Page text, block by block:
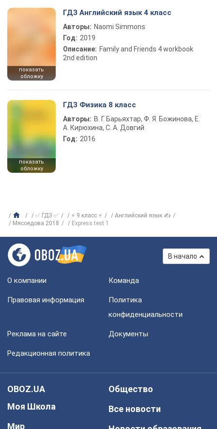
показать
обложку
ГДЗ Английский язык 4 класс
Авторы: Naomi Simmons
Год: 2019
Описание: Family and Friends 4 workbook
2nd edition
показать
обложку
ГДЗ Физика 8 класс
Авторы: В. Г. Барьяхтар, Ф. Я. Божинова, Е.
А. Кирюхина, С. А. Довгий
Год: 2016
✅ ГДЗ ✅ ⚡ 9 класс ⚡
Английский язык ✍
Мясоедова 2018
Express test 1
В начало
О компании Команда
Правовая информация
Политика
конфиденциальности
Реклама на сайте Документы
Редакционная политика
OBOZ.UA
Моя Школа
Мир
Общество
Все новости